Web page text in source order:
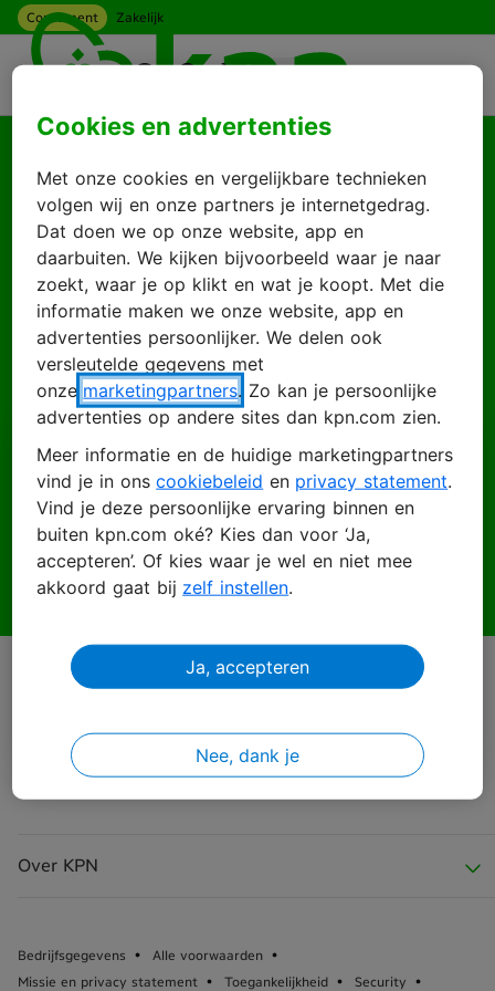
Ga naar hoofdinhoud
Consument Zakelijk
Goed je weer te zien
Log in met je KPN
ID
Inloggen
E-mailadres
Wachtwoord
Inloggen
Wachtwoord vergeten?
Over KPN
Bedrijfsgegevens
Alle voorwaarden
Missie en privacy statement
Toegankelijkheid Security
Cookies en advertenties
Met onze cookies en vergelijkbare technieken
volgen wij en onze partners je internetgedrag.
Dat doen we op onze website, app en
daarbuiten. We kijken bijvoorbeeld waar je naar
zoekt, waar je op klikt en wat je koopt. Met die
informatie maken we onze website, app en
advertenties persoonlijker. We delen ook
versleutelde gegevens met
onze marketingpartners. Zo kan je persoonlijke
advertenties op andere sites dan kpn.com zien.
Meer informatie en de huidige marketingpartners
vind je in ons cookiebeleid en privacy statement.
Vind je deze persoonlijke ervaring binnen en
buiten kpn.com oké? Kies dan voor ‘Ja,
accepteren’. Of kies waar je wel en niet mee
akkoord gaat bij zelf instellen.
Ja, accepteren
Nee, dank je